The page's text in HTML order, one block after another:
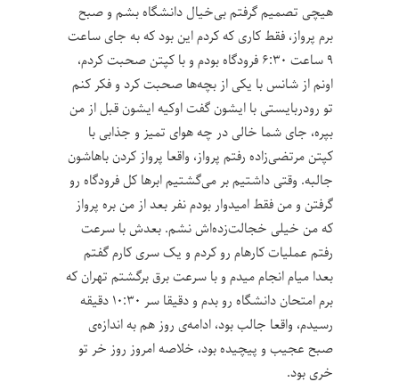
هیچی تصمیم گرفتم بی‌خیال دانشگاه بشم و صبح
برم پرواز، فقط کاری که کردم این بود که به جای ساعت
۹ ساعت ۶:۳۰ فرودگاه بودم و با کپتن صحبت کردم،
اونم از شانس با یکی از بچه‌ها صحبت کرد و فکر کنم
تو رودربایستی با ایشون گفت اوکیه ایشون قبل از من
بپره، جای شما خالی در چه هوای تمیز و جذابی با
کپتن مرتضی‌زاده رفتم پرواز، واقعا پرواز کردن باهاشون
جالبه. وقتی داشتیم بر می‌گشتیم ابرها کل فرودگاه رو
گرفتن و من فقط امیدوار بودم نفر بعد از من بره پرواز
که من خیلی خجالت‌زده‌اش نشم. بعدش با سرعت
رفتم عملیات کارهام رو کردم و یک سری کارم گفتم
بعدا میام انجام میدم و با سرعت برق برگشتم تهران که
برم امتحان دانشگاه رو بدم و دقیقا سر ۱۰:۳۰ دقیقه
رسیدم، واقعا جالب بود، ادامه‌ی روز هم به اندازه‌ی
صبح عجیب و پیچیده بود، خلاصه امروز روز خر تو
خری بود.